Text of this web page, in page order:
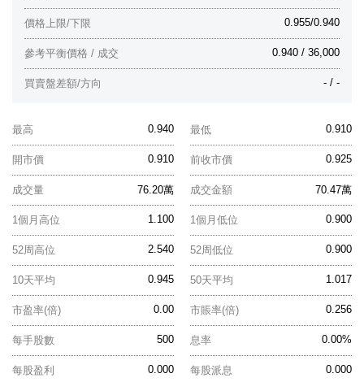
0.955/0.940
價格上限/下限
0.940 / 36,000
參考平衡價格 / 成交
- / -
買賣盤差額/方向
0.940
最高 0.910
最低
0.910
開市價 0.925
前收市價
76.20萬
成交量 70.47萬
成交金額
1.100
1個月高位 0.900
1個月低位
2.540
52周高位 0.900
52周低位
0.945
10天平均 1.017
50天平均
0.00
市盈率(倍) 0.256
市賬率(倍)
500
每手股數 0.00%
息率
0.000
每股盈利 0.000
每股派息